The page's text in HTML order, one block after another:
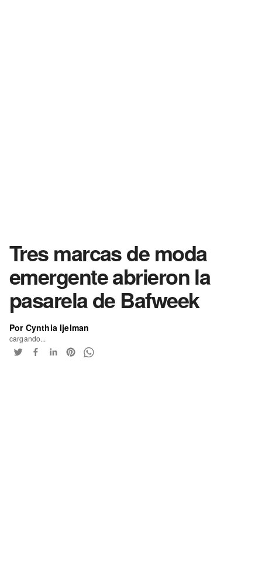
Tres marcas de moda
emergente abrieron la
pasarela de Bafweek
Por Cynthia Ijelman
cargando...